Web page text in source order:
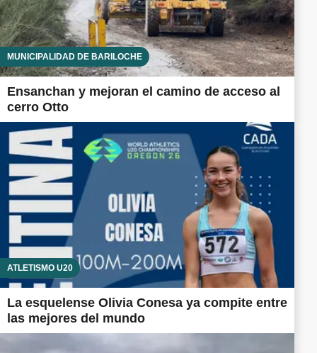
MUNICIPALIDAD DE BARILOCHE
Ensanchan y mejoran el camino de acceso al
cerro Otto
ATLETISMO U20
La esquelense Olivia Conesa ya compite entre
las mejores del mundo